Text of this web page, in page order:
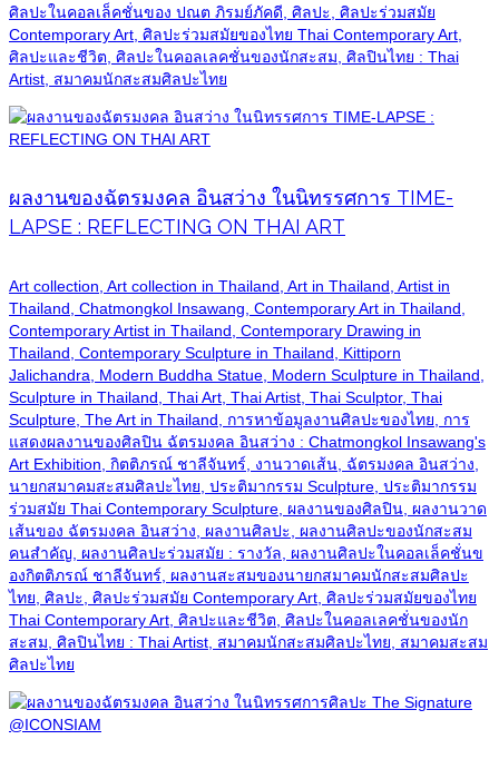
ศิลปะในคอลเล็คชั่นของ ปณต ภิรมย์ภัคดี, ศิลปะ, ศิลปะร่วมสมัย
Contemporary Art, ศิลปะร่วมสมัยของไทย Thai Contemporary Art,
ศิลปะและชีวิต, ศิลปะในคอลเลคชั่นของนักสะสม, ศิลปินไทย : Thai
Artist, สมาคมนักสะสมศิลปะไทย
ผลงานของฉัตรมงคล อินสว่าง ในนิทรรศการ TIME-
LAPSE : REFLECTING ON THAI ART
Art collection, Art collection in Thailand, Art in Thailand, Artist in
Thailand, Chatmongkol Insawang, Contemporary Art in Thailand,
Contemporary Artist in Thailand, Contemporary Drawing in
Thailand, Contemporary Sculpture in Thailand, Kittiporn
Jalichandra, Modern Buddha Statue, Modern Sculpture in Thailand,
Sculpture in Thailand, Thai Art, Thai Artist, Thai Sculptor, Thai
Sculpture, The Art in Thailand, การหาข้อมูลงานศิลปะของไทย, การ
แสดงผลงานของศิลปิน ฉัตรมงคล อินสว่าง : Chatmongkol Insawang's
Art Exhibition, กิตติภรณ์ ชาลีจันทร์, งานวาดเส้น, ฉัตรมงคล อินสว่าง,
นายกสมาคมสะสมศิลปะไทย, ประติมากรรม Sculpture, ประติมากรรม
ร่วมสมัย Thai Contemporary Sculpture, ผลงานของศิลปิน, ผลงานวาด
เส้นของ ฉัตรมงคล อินสว่าง, ผลงานศิลปะ, ผลงานศิลปะของนักสะสม
คนสำคัญ, ผลงานศิลปะร่วมสมัย : รางวัล, ผลงานศิลปะในคอลเล็คชั่นข
องกิตติภรณ์ ชาลีจันทร์, ผลงานสะสมของนายกสมาคมนักสะสมศิลปะ
ไทย, ศิลปะ, ศิลปะร่วมสมัย Contemporary Art, ศิลปะร่วมสมัยของไทย
Thai Contemporary Art, ศิลปะและชีวิต, ศิลปะในคอลเลคชั่นของนัก
สะสม, ศิลปินไทย : Thai Artist, สมาคมนักสะสมศิลปะไทย, สมาคมสะสม
ศิลปะไทย